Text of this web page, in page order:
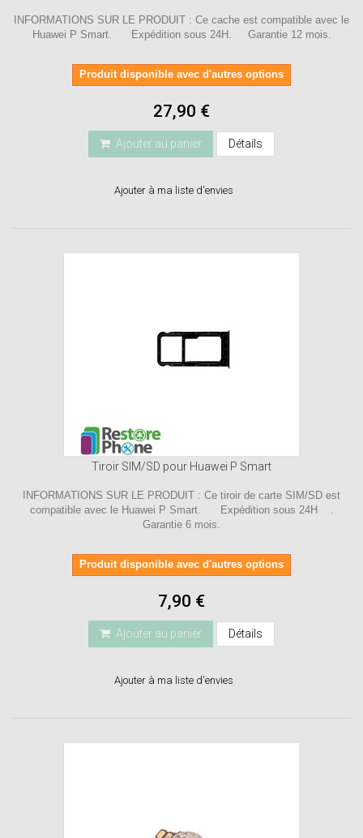
INFORMATIONS SUR LE PRODUIT : Ce cache est compatible avec le
Huawei P Smart. Expédition sous 24H. Garantie 12 mois.
Produit disponible avec d'autres options
27,90 €
Ajouter au panier Détails
Ajouter à ma liste d'envies
Tiroir SIM/SD pour Huawei P Smart
INFORMATIONS SUR LE PRODUIT : Ce tiroir de carte SIM/SD est
compatible avec le Huawei P Smart. Expédition sous 24H .
Garantie 6 mois.
Produit disponible avec d'autres options
7,90 €
Ajouter au panier Détails
Ajouter à ma liste d'envies